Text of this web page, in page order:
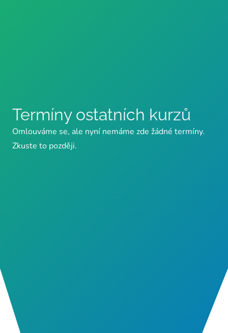
Termíny ostatních kurzů
Omlouváme se, ale nyní nemáme zde žádné termíny.
Zkuste to později.